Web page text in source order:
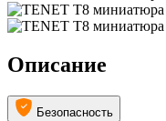
Описание
Безопасность